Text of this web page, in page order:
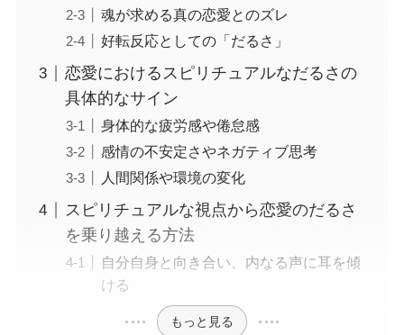
魂が求める真の恋愛とのズレ
好転反応としての「だるさ」
恋愛におけるスピリチュアルなだるさの
具体的なサイン
身体的な疲労感や倦怠感
感情の不安定さやネガティブ思考
人間関係や環境の変化
スピリチュアルな視点から恋愛のだるさ
を乗り越える方法
自分自身と向き合い、内なる声に耳を傾
ける
もっと見る